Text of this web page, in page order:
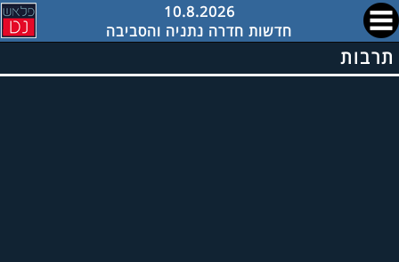
10.8.2026
חדשות חדרה נתניה והסביבה
תרבות